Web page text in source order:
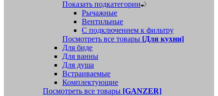
Показать подкатегории
Рычажные
Вентильные
С подключением к фильтру
Посмотреть все товары [Для кухни]
Для биде
Для ванны
Для душа
Встраиваемые
Комплектующие
Посмотреть все товары [GANZER]